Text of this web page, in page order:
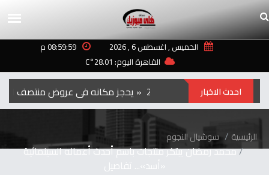
الخميس , اغسطس 6 , 2026
08:59:59 م
القاهرة اليوم: 28.01°C
احدث الاخبار
الرئيسية سوشيال النجوم
محمد رمضان يبتكر منتجات باسم أحدث أعماله السينمائية
«أسد»... تفاصيل